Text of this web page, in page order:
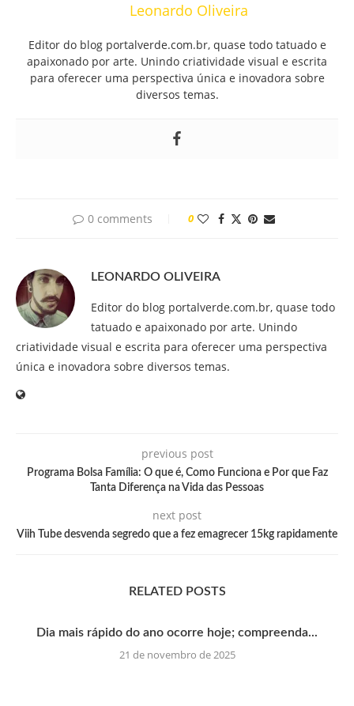
Leonardo Oliveira
Editor do blog portalverde.com.br, quase todo tatuado e
apaixonado por arte. Unindo criatividade visual e escrita
para oferecer uma perspectiva única e inovadora sobre
diversos temas.
0 comments 0
LEONARDO OLIVEIRA
Editor do blog portalverde.com.br, quase todo
tatuado e apaixonado por arte. Unindo
criatividade visual e escrita para oferecer uma perspectiva
única e inovadora sobre diversos temas.
previous post
Programa Bolsa Família: O que é, Como Funciona e Por que Faz
Tanta Diferença na Vida das Pessoas
next post
Viih Tube desvenda segredo que a fez emagrecer 15kg rapidamente
RELATED POSTS
Dia mais rápido do ano ocorre hoje; compreenda...
21 de novembro de 2025